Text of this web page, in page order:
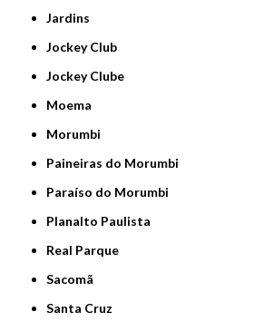
Jardins
Jockey Club
Jockey Clube
Moema
Morumbi
Paineiras do Morumbi
Paraíso do Morumbi
Planalto Paulista
Real Parque
Sacomã
Santa Cruz